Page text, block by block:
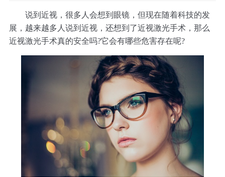
说到近视，很多人会想到眼镜，但现在随着科技的发
展，越来越多人说到近视，还想到了近视激光手术，那么
近视激光手术真的安全吗?它会有哪些危害存在呢?